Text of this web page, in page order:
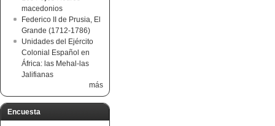
macedonios
Federico II de Prusia, El
Grande (1712-1786)
Unidades del Ejército
Colonial Español en
África: las Mehal-las
Jalifianas
más
Encuesta